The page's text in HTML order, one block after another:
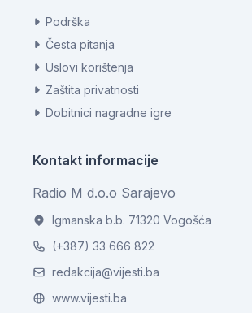
Podrška
Česta pitanja
Uslovi korištenja
Zaštita privatnosti
Dobitnici nagradne igre
Kontakt informacije
Radio M d.o.o Sarajevo
Igmanska b.b. 71320 Vogošća
(+387) 33 666 822
redakcija@vijesti.ba
www.vijesti.ba